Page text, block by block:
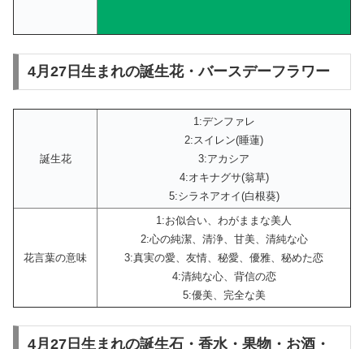
4月27日生まれの誕生花・バースデーフラワー
誕生花
1:デンファレ
2:スイレン(睡蓮)
3:アカシア
4:オキナグサ(翁草)
5:シラネアオイ(白根葵)
花言葉の意味
1:お似合い、わがままな美人
2:心の純潔、清浄、甘美、清純な心
3:真実の愛、友情、秘愛、優雅、秘めた恋
4:清純な心、背信の恋
5:優美、完全な美
4月27日生まれの誕生石・香水・果物・お酒・